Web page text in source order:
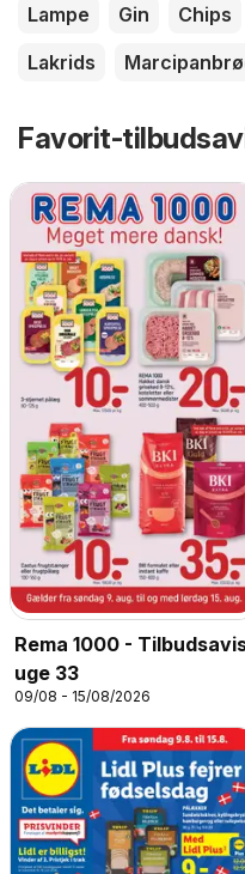
Lampe
Gin Chips
Lakrids
Favorit-
Rema 1000 -
uge 33
09/08 - 15/08/2026